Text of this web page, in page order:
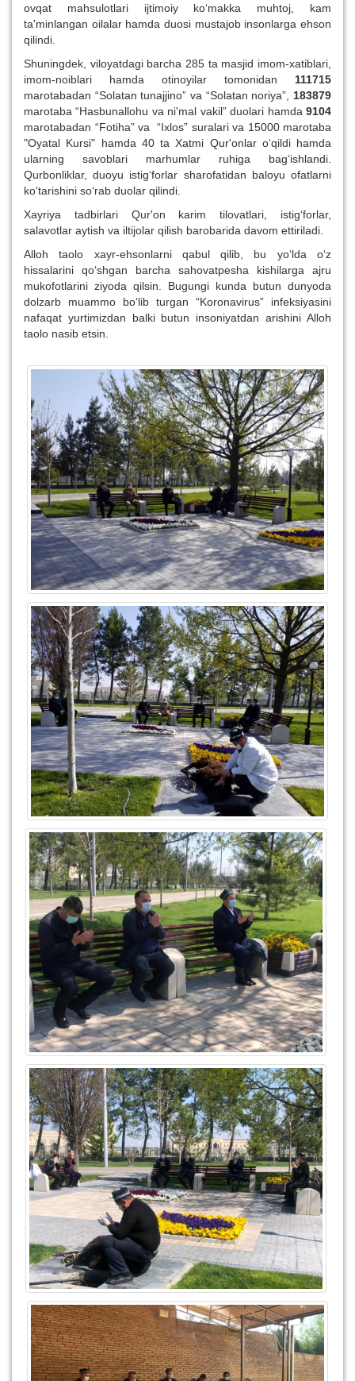
ovqat mahsulotlari ijtimoiy ko‘makka muhtoj, kam
ta'minlangan oilalar hamda duosi mustajob insonlarga ehson
qilindi.
Shuningdek, viloyatdagi barcha 285 ta masjid imom-xatiblari,
imom-noiblari hamda otinoyilar tomonidan 111715
marotabadan “Solatan tunajjino” va “Solatan noriya”, 183879
marotaba “Hasbunallohu va ni'mal vakil” duolari hamda 9104
marotabadan “Fotiha” va “Ixlos” suralari va 15000 marotaba
"Oyatal Kursi" hamda 40 ta Xatmi Qur'onlar o‘qildi hamda
ularning savoblari marhumlar ruhiga bag‘ishlandi.
Qurbonliklar, duoyu istig‘forlar sharofatidan baloyu ofatlarni
ko‘tarishini so‘rab duolar qilindi.
Xayriya tadbirlari Qur'on karim tilovatlari, istig‘forlar,
salavotlar aytish va iltijolar qilish barobarida davom ettiriladi.
Alloh taolo xayr-ehsonlarni qabul qilib, bu yo‘lda o‘z
hissalarini qo‘shgan barcha sahovatpesha kishilarga ajru
mukofotlarini ziyoda qilsin. Bugungi kunda butun dunyoda
dolzarb muammo bo‘lib turgan “Koronavirus” infeksiyasini
nafaqat yurtimizdan balki butun insoniyatdan arishini Alloh
taolo nasib etsin.